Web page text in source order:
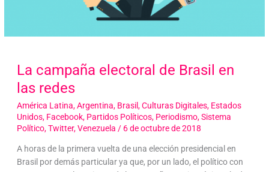
La campaña electoral de Brasil en
las redes
América Latina,Argentina, Brasil,Culturas Digitales, Estados
Unidos, Facebook, Partidos Políticos, Periodismo,Sistema
Político,Twitter,Venezuela / 6 de octubre de 2018
A horas de la primera vuelta de una elección presidencial en
Brasil por demás particular ya que, por un lado, el político con